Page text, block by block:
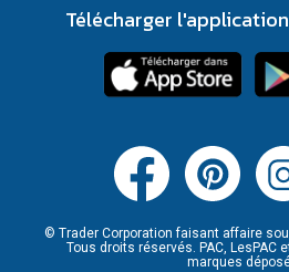
Télécharger
© Trader Corporation faisant affaire
Tous droits réservés. PAC, LesPAC
marques